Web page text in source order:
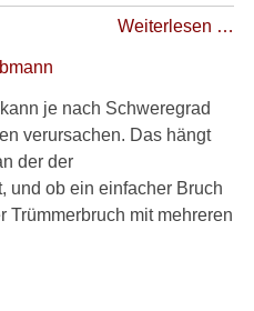
Weiterlesen …
je nach Schweregrad
verursachen. Das hängt
der der
und ob ein einfacher Bruch
Trümmerbruch mit mehreren